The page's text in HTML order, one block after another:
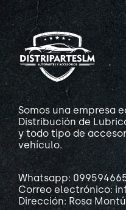
Somos una empresa
Distribución de
y todo tipo de
vehículo.
Whatsapp:
Correo electrónico:
Dirección: Rosa